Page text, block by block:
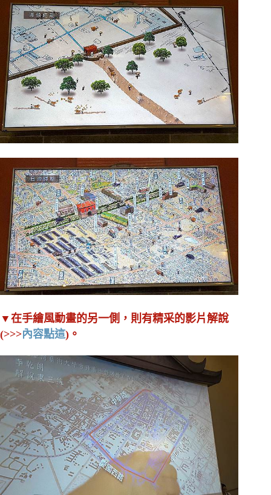
▼在手繪風動畫的另一側，則有精采的影片解說
(>>>內容點這)。